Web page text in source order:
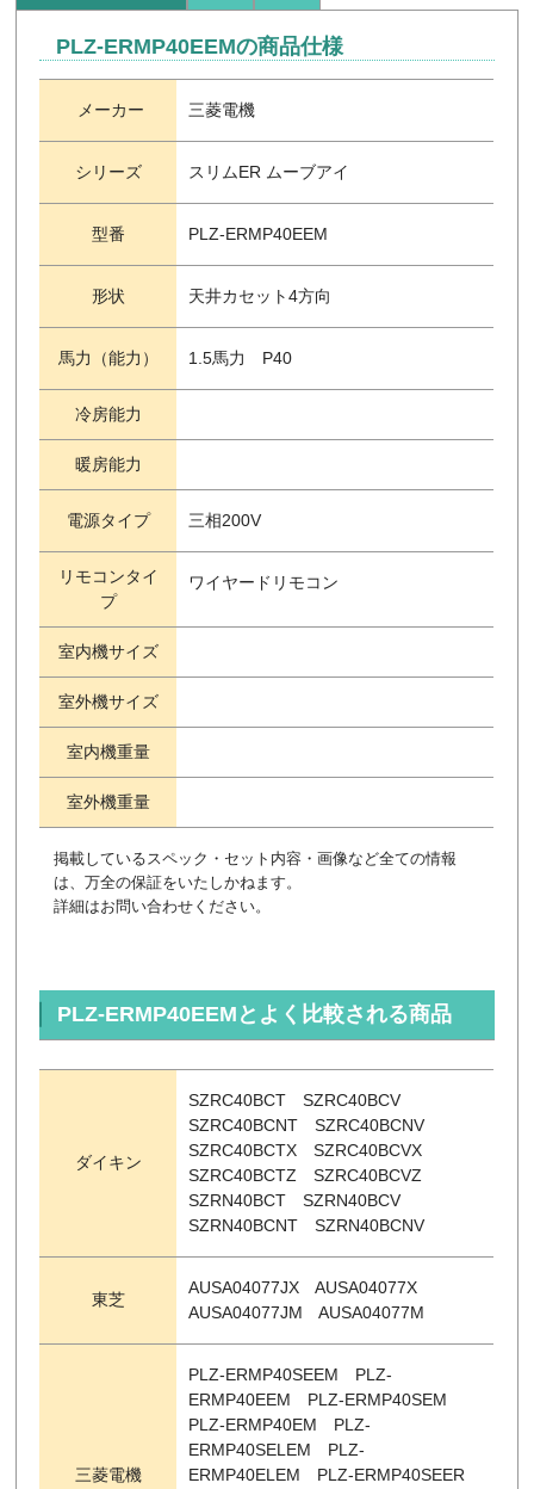
PLZ-ERMP40EEMの商品仕様
メーカー 三菱電機
シリーズ スリムER ムーブアイ
型番 PLZ-ERMP40EEM
形状 天井カセット4方向
馬力（能力） 1.5馬力 P40
冷房能力
暖房能力
電源タイプ 三相200V
リモコンタイ
プ
ワイヤードリモコン
室内機サイズ
室外機サイズ
室内機重量
室外機重量
掲載しているスペック・セット内容・画像など全ての情報
は、万全の保証をいたしかねます。
詳細はお問い合わせください。
PLZ-ERMP40EEMとよく比較される商品
ダイキン
SZRC40BCT SZRC40BCV
SZRC40BCNT SZRC40BCNV
SZRC40BCTX SZRC40BCVX
SZRC40BCTZ SZRC40BCVZ
SZRN40BCT SZRN40BCV
SZRN40BCNT SZRN40BCNV
東芝
AUSA04077JX AUSA04077X
AUSA04077JM AUSA04077M
三菱電機
PLZ-ERMP40SEEM PLZ-
ERMP40EEM PLZ-ERMP40SEM
PLZ-ERMP40EM PLZ-
ERMP40SELEM PLZ-
ERMP40ELEM PLZ-ERMP40SEER